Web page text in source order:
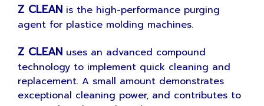
Z CLEAN is the high-performance purging
agent for plastice molding machines.
Z CLEAN uses an advanced compound
technology to implement quick cleaning and
replacement. A small amount demonstrates
exceptional cleaning power, and contributes to